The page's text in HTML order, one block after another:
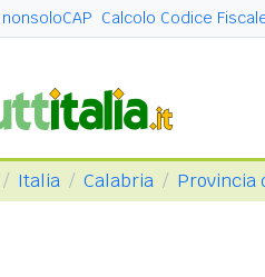
nonsoloCAP Calcolo Codice
Italia Calabria Provincia